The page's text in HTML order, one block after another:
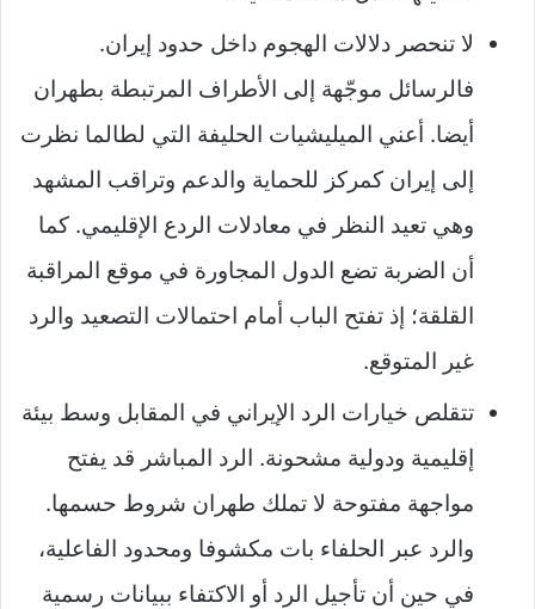
لا تنحصر دلالات الهجوم داخل حدود إيران.
فالرسائل موجّهة إلى الأطراف المرتبطة بطهران
أيضا. أعني الميليشيات الحليفة التي لطالما نظرت
إلى إيران كمركز للحماية والدعم وتراقب المشهد
وهي تعيد النظر في معادلات الردع الإقليمي. كما
أن الضربة تضع الدول المجاورة في موقع المراقبة
القلقة؛ إذ تفتح الباب أمام احتمالات التصعيد والرد
غير المتوقع.
تتقلص خيارات الرد الإيراني في المقابل وسط بيئة
إقليمية ودولية مشحونة. الرد المباشر قد يفتح
مواجهة مفتوحة لا تملك طهران شروط حسمها.
والرد عبر الحلفاء بات مكشوفا ومحدود الفاعلية،
في حين أن تأجيل الرد أو الاكتفاء ببيانات رسمية